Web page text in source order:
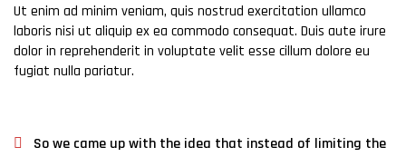
Ut enim ad minim veniam, quis nostrud exercitation ullamco
laboris nisi ut aliquip ex ea commodo consequat. Duis aute irure
dolor in reprehenderit in voluptate velit esse cillum dolore eu
fugiat nulla pariatur.
So we came up with the idea that instead of limiting the